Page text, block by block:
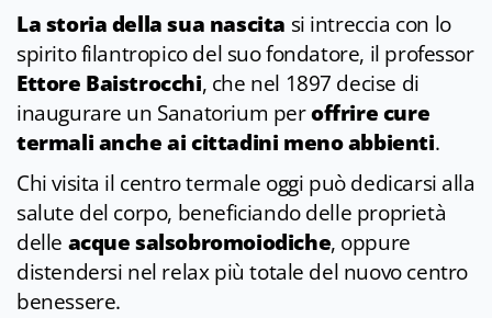
La storia della sua nascita si intreccia con lo
spirito filantropico del suo fondatore, il professor
Ettore Baistrocchi, che nel 1897 decise di
inaugurare un Sanatorium peroffrire cure
termali anche ai cittadini meno abbienti.
Chi visita il centro termale oggi può dedicarsi alla
salute del corpo, beneficiando delle proprietà
delle acque salsobromoiodiche, oppure
distendersi nel relax più totale del nuovo centro
benessere.